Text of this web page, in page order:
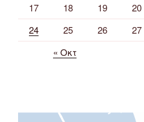
17
18 19 20
24
25 26 27
« Οκτ